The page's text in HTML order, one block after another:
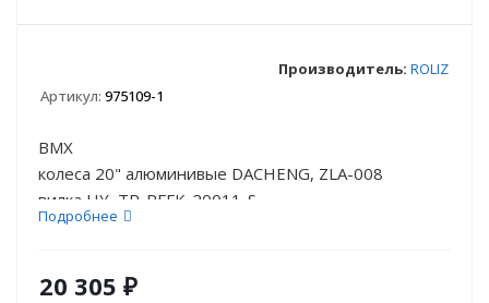
Артикул: 975109-1
Производитель: ROLIZ
BMX
колеса 20" алюминивые DACHENG, ZLA-008
вилка HY, TR-RFFK-20011-S
вынос алюминиевый, YI...
Подробнее
20 305 ₽